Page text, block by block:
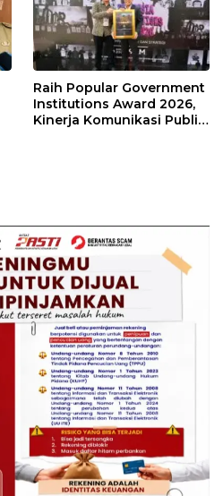
Raih Popular Government
Institutions Award 2026,
Kinerja Komunikasi Publik